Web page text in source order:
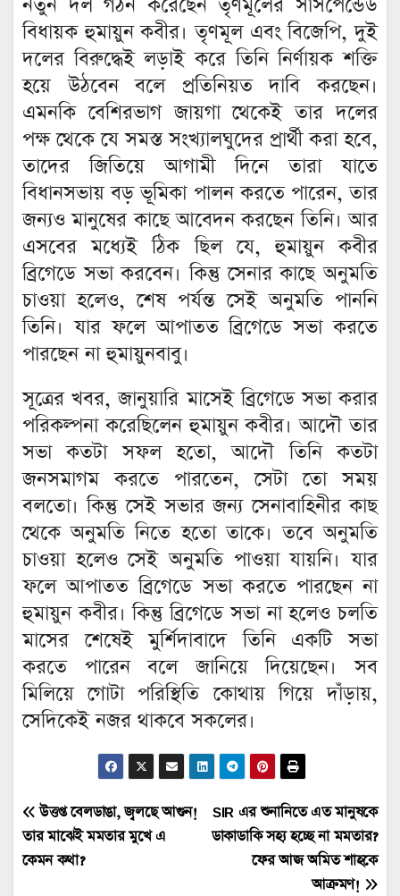
নতুন দল গঠন করেছেন তৃণমূলের সাসপেন্ডেড
বিধায়ক হুমায়ুন কবীর। তৃণমূল এবং বিজেপি, দুই
দলের বিরুদ্ধেই লড়াই করে তিনি নির্ণায়ক শক্তি
হয়ে উঠবেন বলে প্রতিনিয়ত দাবি করছেন।
এমনকি বেশিরভাগ জায়গা থেকেই তার দলের
পক্ষ থেকে যে সমস্ত সংখ্যালঘুদের প্রার্থী করা হবে,
তাদের জিতিয়ে আগামী দিনে তারা যাতে
বিধানসভায় বড় ভূমিকা পালন করতে পারেন, তার
জন্যও মানুষের কাছে আবেদন করছেন তিনি। আর
এসবের মধ্যেই ঠিক ছিল যে, হুমায়ুন কবীর
ব্রিগেডে সভা করবেন। কিন্তু সেনার কাছে অনুমতি
চাওয়া হলেও, শেষ পর্যন্ত সেই অনুমতি পাননি
তিনি। যার ফলে আপাতত ব্রিগেডে সভা করতে
পারছেন না হুমায়ুনবাবু।
সূত্রের খবর, জানুয়ারি মাসেই ব্রিগেডে সভা করার
পরিকল্পনা করেছিলেন হুমায়ুন কবীর। আদৌ তার
সভা কতটা সফল হতো, আদৌ তিনি কতটা
জনসমাগম করতে পারতেন, সেটা তো সময়
বলতো। কিন্তু সেই সভার জন্য সেনাবাহিনীর কাছ
থেকে অনুমতি নিতে হতো তাকে। তবে অনুমতি
চাওয়া হলেও সেই অনুমতি পাওয়া যায়নি। যার
ফলে আপাতত ব্রিগেডে সভা করতে পারছেন না
হুমায়ুন কবীর। কিন্তু ব্রিগেডে সভা না হলেও চলতি
মাসের শেষেই মুর্শিদাবাদে তিনি একটি সভা
করতে পারেন বলে জানিয়ে দিয়েছেন। সব
মিলিয়ে গোটা পরিস্থিতি কোথায় গিয়ে দাঁড়ায়,
সেদিকেই নজর থাকবে সকলের।
Post
navigation
SIR এর শুনানিতে এত মানুষকে
ডাকাডাকি সহ্য হচ্ছে না মমতার?
ফের আজ অমিত শাহকে
আক্রমণ!
উত্তপ্ত বেলডাঙা, জ্বলছে আগুন!
তার মাঝেই মমতার মুখে এ
কেমন কথা?